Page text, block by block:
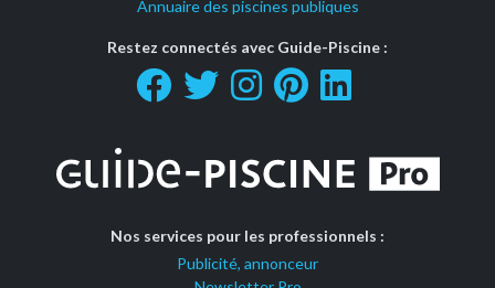
Annuaire des piscines publiques
Restez connectés avec Guide-Piscine :
Nos services pour les professionnels :
Publicité, annonceur